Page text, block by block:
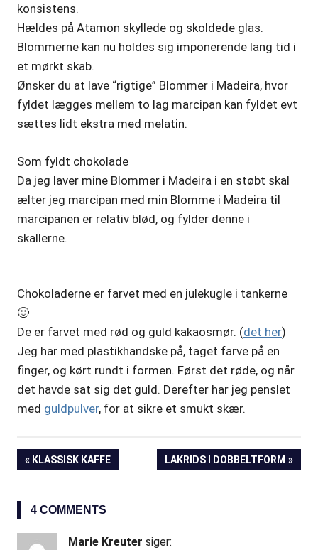
konsistens.
Hældes på Atamon skyllede og skoldede glas.
Blommerne kan nu holdes sig imponerende lang tid i
et mørkt skab.
Ønsker du at lave “rigtige” Blommer i Madeira, hvor
fyldet lægges mellem to lag marcipan kan fyldet evt
sættes lidt ekstra med melatin.
Som fyldt chokolade
Da jeg laver mine Blommer i Madeira i en støbt skal
ælter jeg marcipan med min Blomme i Madeira til
marcipanen er relativ blød, og fylder denne i
skallerne.
Chokoladerne er farvet med en julekugle i tankerne
🙂
De er farvet med rød og guld kakaosmør. (det her)
Jeg har med plastikhandske på, taget farve på en
finger, og kørt rundt i formen. Først det røde, og når
det havde sat sig det guld. Derefter har jeg penslet
med guldpulver, for at sikre et smukt skær.
PREVIOUS
KLASSISK KAFFE
NEXT
LAKRIDS I DOBBELTFORM
4 COMMENTS
Marie Kreuter siger: